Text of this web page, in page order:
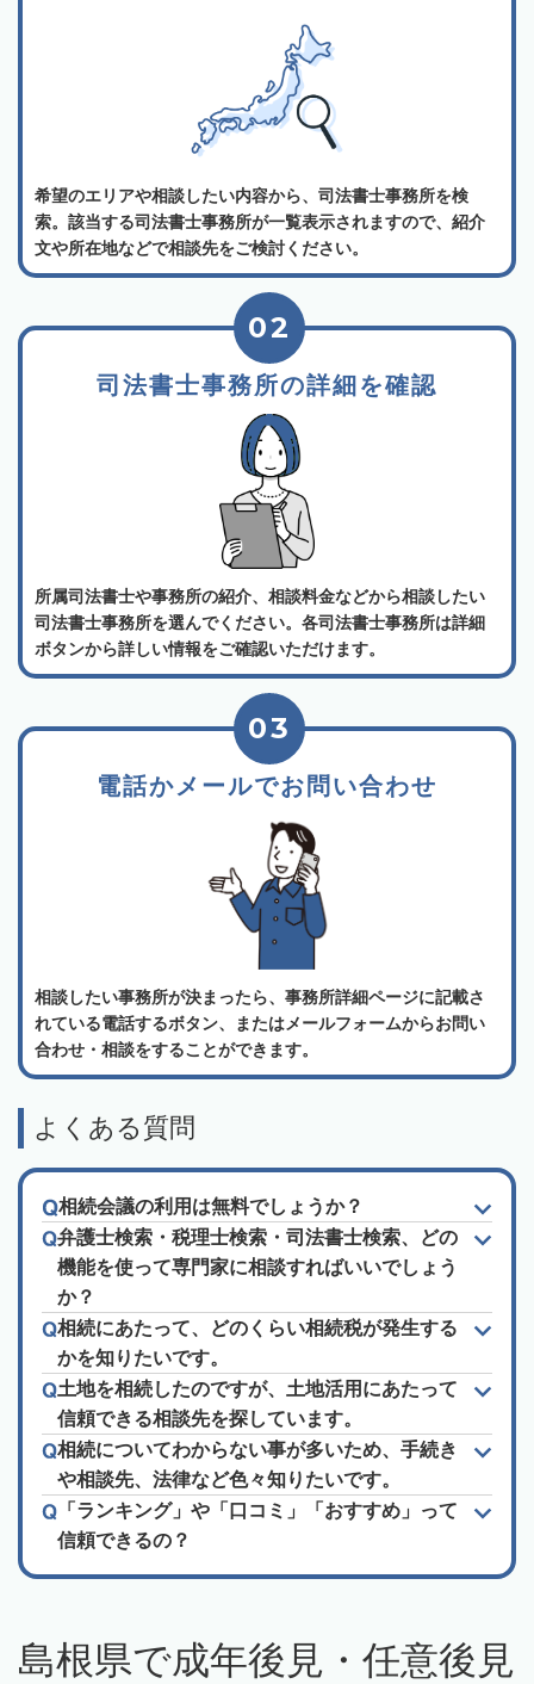
希望のエリアや相談したい内容から、司法書士事務所を検
索。該当する司法書士事務所が一覧表示されますので、紹介
文や所在地などで相談先をご検討ください。
司法書士事務所の詳細を確認
02
所属司法書士や事務所の紹介、相談料金などから相談したい
司法書士事務所を選んでください。各司法書士事務所は詳細
ボタンから詳しい情報をご確認いただけます。
電話かメールでお問い合わせ
03
相談したい事務所が決まったら、事務所詳細ページに記載さ
れている電話するボタン、またはメールフォームからお問い
合わせ・相談をすることができます。
よくある質問
相続会議の利用は無料でしょうか？
弁護士検索・税理士検索・司法書士検索、どの
機能を使って専門家に相談すればいいでしょう
か？
相続にあたって、どのくらい相続税が発生する
かを知りたいです。
土地を相続したのですが、土地活用にあたって
信頼できる相談先を探しています。
相続についてわからない事が多いため、手続き
や相談先、法律など色々知りたいです。
「ランキング」や「口コミ」「おすすめ」って
信頼できるの？
島根県で成年後見・任意後見